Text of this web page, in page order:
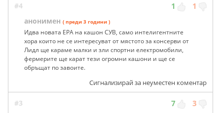
#4 1 1
анонимен ( преди 3 години )
Идва новата ЕРА на кашон СУВ, само интелигентните
хора които не се интересуват от мястото за консерви от
Лидл ще караме малки и зли спортни електромобили,
фермерите ще карат тези огромни кашони и ще се
обръщат по завоите.
Сигнализирай за неуместен коментар
#3 7 3